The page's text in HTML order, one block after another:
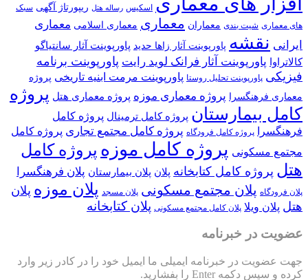
اسکیس رساله هتل ریپورتاژ آگهی سبک
های معماری شیت بندی معماران معماری معماری اسلامی معماری
ایرانی نقشه پاورپوینت آثار زاها حدید پاورپوینت آثار سانتیاگو
کالاتراوا پاورپوینت آثار فرانک لوید رایت پاورپوینت برنامه
فیزیکی پاورپوینت تحلیل روستا پاورپوینت مرمت ابنیه تاریخی پروژه
معماری فرهنگسرا پروژه معماری موزه پروژه معماری هتل پروژه
کامل بیمارستان پروژه کامل ترمینال پروژه کامل
فرهنگسرا
پروژه کامل فرودگاه پروژه کامل مجتمع تجاری پروژه کامل
مجتمع مسکونی پروژه کامل موزه پروژه کامل
هتل پروژه کامل کتابخانه پلان پلان بیمارستان پلان فرهنگسرا
پلان فرودگاه پلان مجتمع مسکونی پلان مسجد پلان موزه پلان
هتل پلان ویلا پلان کامل مجتمع مسکونی پلان کتابخانه
عضویت در خبرنامه
جهت عضویت در خبرنامه ایمیلی ما ایمیل خود را در کادر زیر وارد
کرده و سپس دکمه Enter را بفشارید.